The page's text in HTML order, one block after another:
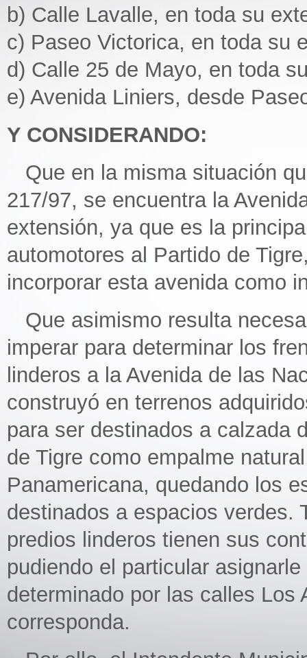
b) Calle Lavalle, en toda su
c) Paseo Victorica, en toda su
d) Calle 25 de Mayo, en toda
e) Avenida Liniers, desde
Y CONSIDERANDO:
Que en la misma situación
217/97, se encuentra la
extensión, ya que es la
automotores al Partido de
incorporar esta avenida como
Que asimismo resulta
imperar para determinar los
linderos a la Avenida de las
construyó en terrenos
para ser destinados a calzada
de Tigre como empalme
Panamericana, quedando los
destinados a espacios verdes.
predios linderos tienen sus
pudiendo el particular
determinado por las calles Los
corresponda.